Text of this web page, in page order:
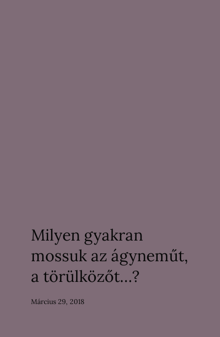
Milyen gyakran
mossuk az ágyneműt,
a törülközőt…?
Március 29, 2018